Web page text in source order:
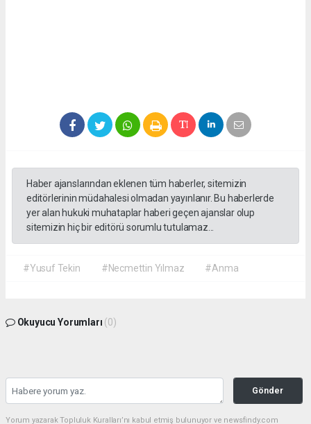
Haber ajanslarından eklenen tüm haberler, sitemizin
editörlerinin müdahalesi olmadan yayınlanır. Bu haberlerde
yer alan hukuki muhataplar haberi geçen ajanslar olup
sitemizin hiç bir editörü sorumlu tutulamaz...
#Yusuf Tekin #Necmettin Yılmaz #Anma
Okuyucu Yorumları (0)
Gönder
Yorum yazarak Topluluk Kuralları’nı kabul etmiş bulunuyor ve newsfindy.com